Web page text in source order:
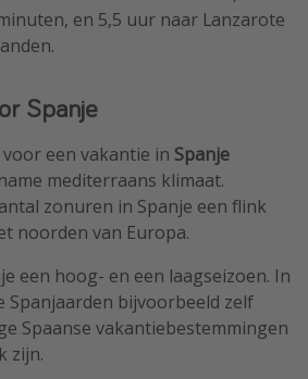
en 5,5 uur naar Lanzarote
Spanje
een vakantie in Spanje
mediterraans klimaat.
zonuren in Spanje een flink
noorden van Europa.
een hoog- en een laagseizoen. In
Spanjaarden bijvoorbeeld zelf
Spaanse vakantiebestemmingen
zijn.